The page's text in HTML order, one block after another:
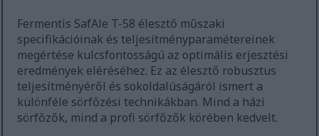
Fermentis SafAle T-58 élesztő műszaki
specifikációinak és teljesítményparamétereinek
megértése kulcsfontosságú az optimális erjesztési
eredmények eléréséhez. Ez az élesztő robusztus
teljesítményéről és sokoldalúságáról ismert a
különféle sörfőzési technikákban. Mind a házi
sörfőzők, mind a profi sörfőzők körében kedvelt.